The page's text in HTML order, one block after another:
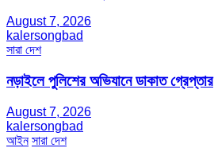
August 7, 2026
kalersongbad
সারা দেশ
নড়াইলে পুলিশের অভিযানে ডাকাত গ্রেপ্তার
August 7, 2026
kalersongbad
আইন সারা দেশ